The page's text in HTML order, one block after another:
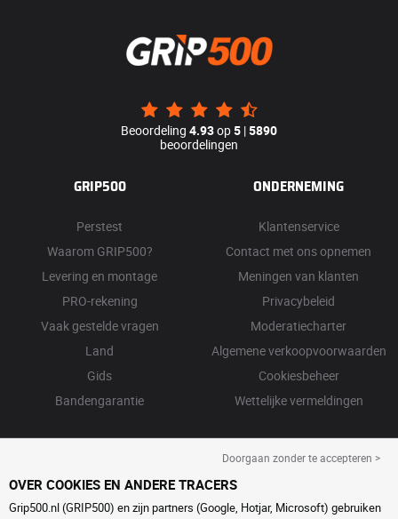
Beoordeling 4.93op5 |5890
beoordelingen
GRIP500
Perstest
Waarom GRIP500?
Levering en montage
PRO-rekening
Vaak gestelde vragen
Land
Gids
Bandengarantie
ONDERNEMING
Klantenservice
Contact met ons opnemen
Meningen van klanten
Privacybeleid
Moderatiecharter
Algemene verkoopvoorwaarden
Cookiesbeheer
Wettelijke vermeldingen
Doorgaan zonder te accepteren >
OVER COOKIES EN ANDERE TRACERS
Grip500.nl (GRIP500) en zijn partners (Google, Hotjar, Microsoft) gebruiken